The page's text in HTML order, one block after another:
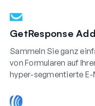
GetResponse
Sammeln Sie ganz
von Formularen auf
hyper-segmentierte